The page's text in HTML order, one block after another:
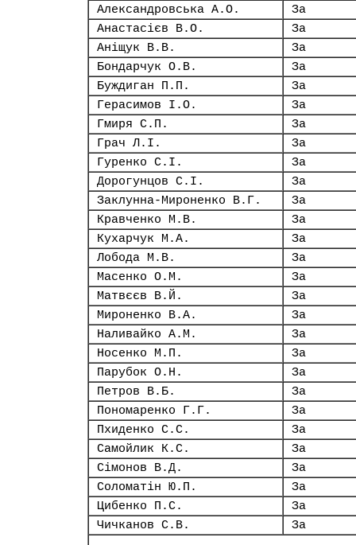
Александровська А.О.
За
Анастасієв В.О.
За
Аніщук В.В.
За
Бондарчук О.В.
За
Буждиган П.П.
За
Герасимов І.О.
За
Гмиря С.П.
За
Грач Л.І.
За
Гуренко С.І.
За
Дорогунцов С.І.
За
Заклунна-Мироненко В.Г.
За
Кравченко М.В.
За
Кухарчук М.А.
За
Лобода М.В.
За
Масенко О.М.
За
Матвєєв В.Й.
За
Мироненко В.А.
За
Наливайко А.М.
За
Носенко М.П.
За
Парубок О.Н.
За
Петров В.Б.
За
Пономаренко Г.Г.
За
Пхиденко С.С.
За
Самойлик К.С.
За
Сімонов В.Д.
За
Соломатін Ю.П.
За
Цибенко П.С.
За
Чичканов С.В.
За